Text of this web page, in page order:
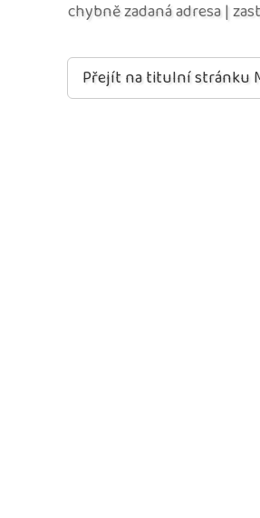
chybně zadaná adresa |
Přejít na titulní stránku